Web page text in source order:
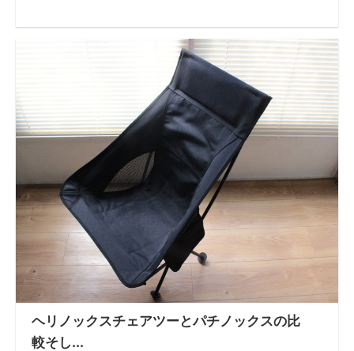
ヘリノックスチェアツーとパチノックスの比
較そし...